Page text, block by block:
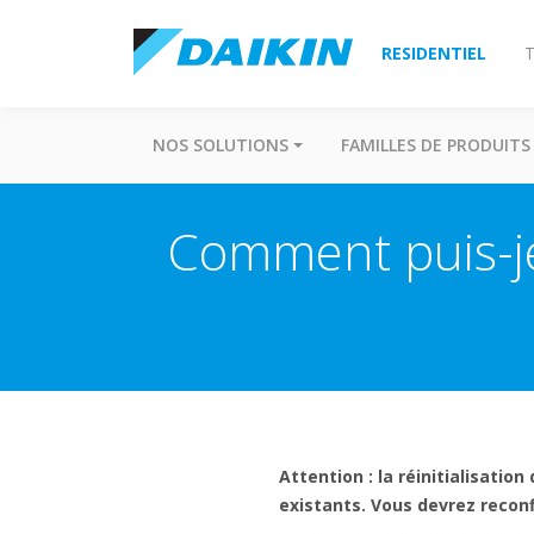
RESIDENTIEL
NOS SOLUTIONS FAMILLES DE PRODUITS
Comment
Attention : la réinitialisation
existants. Vous devrez